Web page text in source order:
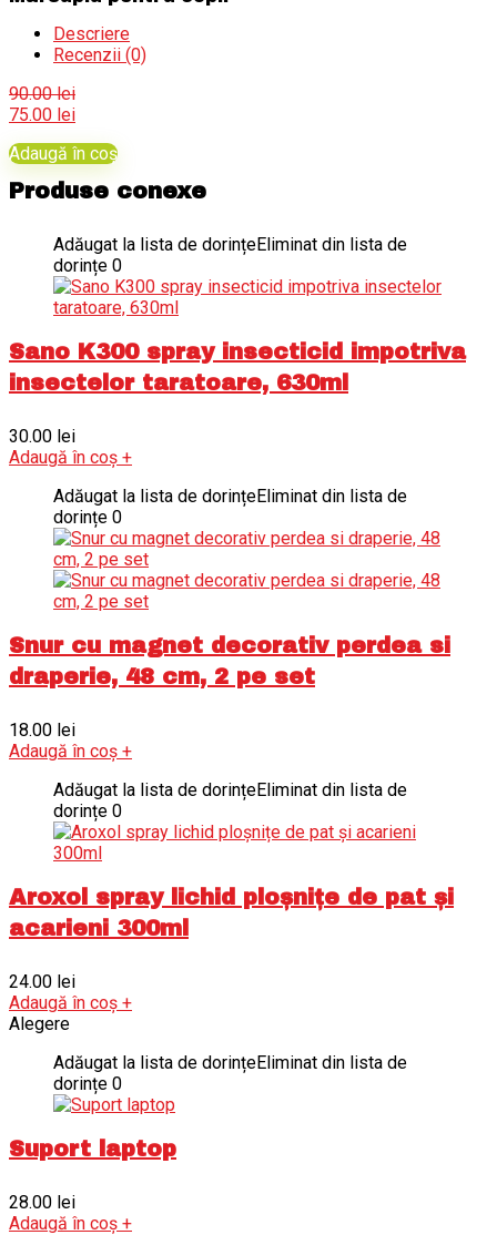
Descriere
Recenzii (0)
90.00lei
Prețul
a
90.00 lei.
75.00 leiPrețul
este:
Adaugă în coș
Produse conexe
Adăugat la lista de dorințeEliminat din lista de
dorințe 0
Sano K300 spray insecticid impotriva
insectelor taratoare, 630ml
30.00 lei
Adaugă în coș +
Adăugat la lista de dorințeEliminat din lista de
dorințe 0
Snur cu magnet decorativ perdea si
draperie, 48 cm, 2 pe set
18.00 lei
Adaugă în coș +
Adăugat la lista de dorințeEliminat din lista de
dorințe 0
Aroxol spray lichid ploșnițe de pat și
acarieni 300ml
24.00 lei
Adaugă în coș +
Alegere
Adăugat la lista de dorințeEliminat din lista de
dorințe 0
Suport laptop
28.00 lei
Adaugă în coș +